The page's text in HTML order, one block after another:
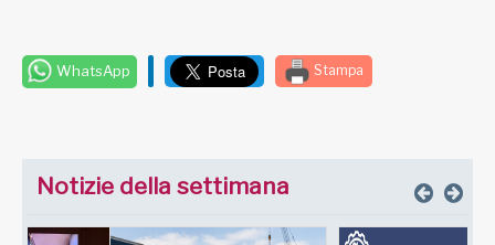
WhatsApp Stampa
Notizie della settimana